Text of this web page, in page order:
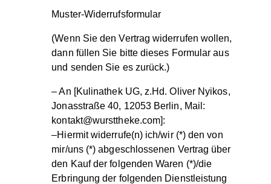
Muster-Widerrufsformular
(Wenn Sie den Vertrag widerrufen wollen,
dann füllen Sie bitte dieses Formular aus
und senden Sie es zurück.)
– An [Kulinathek UG, z.Hd. Oliver Nyikos,
Jonasstraße 40, 12053 Berlin, Mail:
kontakt@wursttheke.com]:
–Hiermit widerrufe(n) ich/wir (*) den von
mir/uns (*) abgeschlossenen Vertrag über
den Kauf der folgenden Waren (*)/die
Erbringung der folgenden Dienstleistung